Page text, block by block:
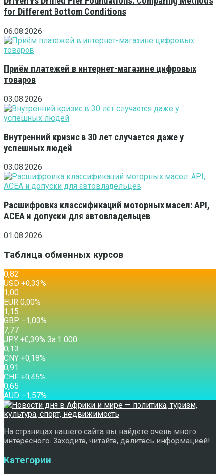
for Different Bottom Conditions
06.08.2026
Приём платежей в интернет-магазине цифровых
товаров
03.08.2026
Внутренний кризис в 30 лет случается даже у
успешных людей
03.08.2026
Расшифровка классификаций моторных масел: API,
ACEA и допуски для автовладельцев
01.08.2026
Таблица обменных курсов
0,82
USD +0,33%
1,00
EUR 0,00%
1,15
GBP –1,03%
7,77
JPY +0,39% За 1 000
0,13
CNY +0,18%
0,91
CHF +0,45%
0,65
AUD –1,57%
На страницах нашего сайта вы найдете очень много
интересного. Заходите, читайте, делитесь информацией!
Категории